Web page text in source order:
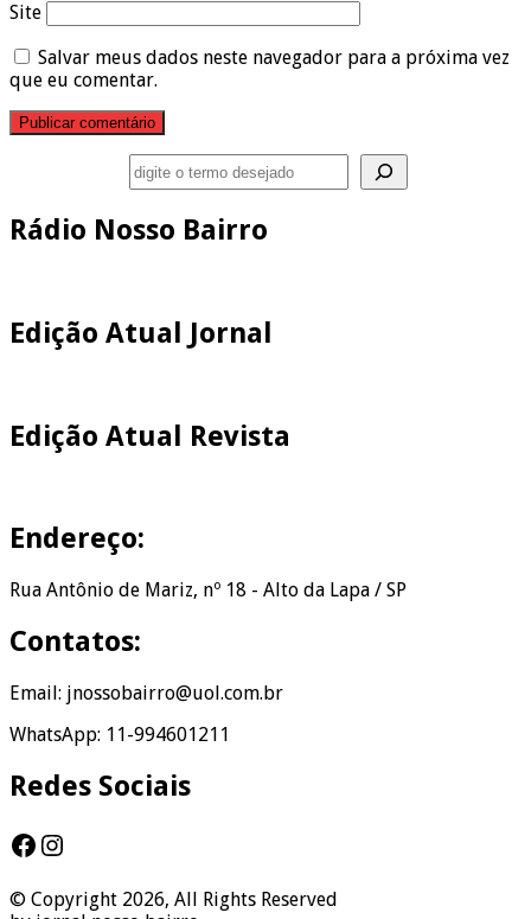
Site
Salvar meus dados neste navegador para a próxima vez
que eu comentar.
Rádio Nosso Bairro
Edição Atual Jornal
Edição Atual Revista
Endereço:
Rua Antônio de Mariz, nº 18 - Alto da Lapa / SP
Contatos:
Email: jnossobairro@uol.com.br
WhatsApp: 11-994601211
Redes Sociais
Facebook
Instagram
© Copyright 2026, All Rights Reserved